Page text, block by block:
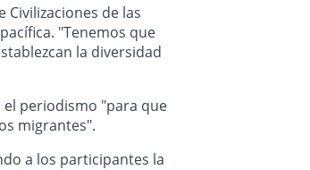
de las
"Tenemos que
la diversidad
el periodismo "para que
migrantes".
a los participantes la